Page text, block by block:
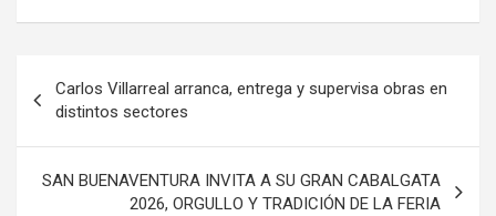
de
entradas
Carlos Villarreal arranca, entrega y supervisa obras en
distintos sectores
SAN BUENAVENTURA INVITA A SU GRAN CABALGATA
2026, ORGULLO Y TRADICIÓN DE LA FERIA